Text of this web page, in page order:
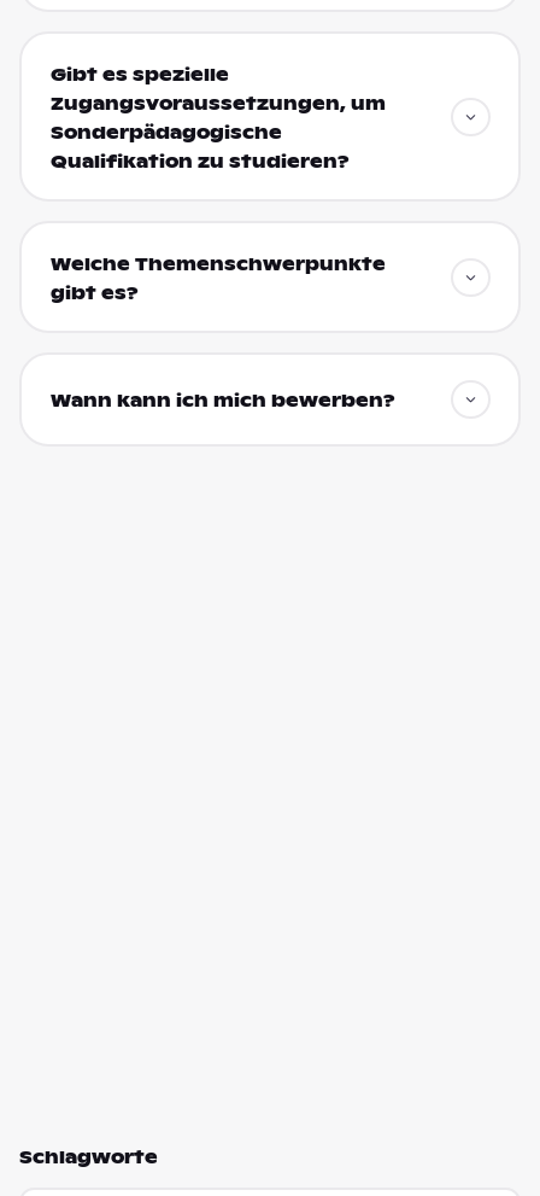
Gibt es spezielle
Zugangsvoraussetzungen, um
Sonderpädagogische
Qualifikation zu studieren?
Welche Themenschwerpunkte
gibt es?
Wann kann ich mich bewerben?
Schlagworte